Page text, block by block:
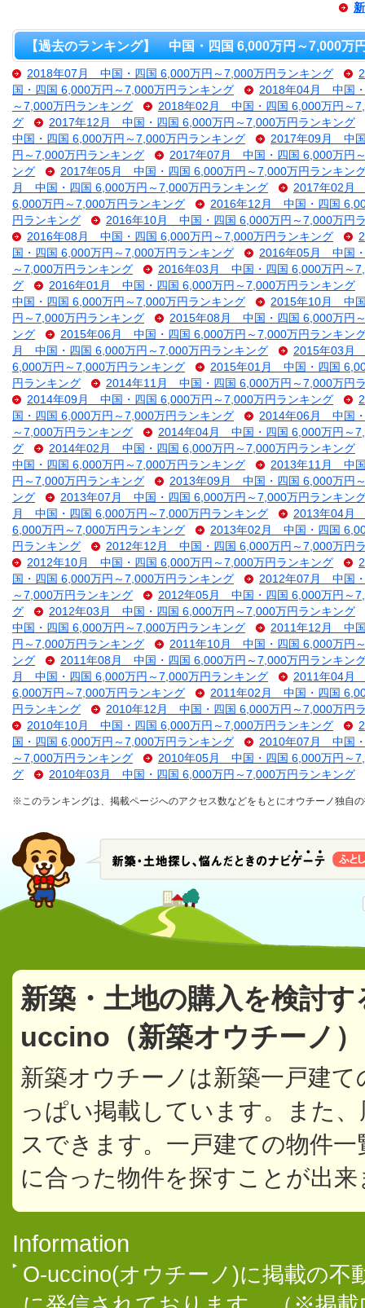
【過去のランキング】 中国・四国 6,000万円～7,000万
2018年07月 中国・四国 6,000万円～7,000万円ランキング
国・四国 6,000万円～7,000万円ランキング
2018年04月 中国
～7,000万円ランキング
2018年02月 中国・四国 6,000万円～
グ
2017年12月 中国・四国 6,000万円～7,000万円ランキング
中国・四国 6,000万円～7,000万円ランキング
2017年09月 中国
円～7,000万円ランキング
2017年07月 中国・四国 6,000万円
ング
2017年05月 中国・四国 6,000万円～7,000万円ランキン
月 中国・四国 6,000万円～7,000万円ランキング
2017年02月
6,000万円～7,000万円ランキング
2016年12月 中国・四国
円ランキング
2016年10月 中国・四国 6,000万円～7,000万円
2016年08月 中国・四国 6,000万円～7,000万円ランキング
国・四国 6,000万円～7,000万円ランキング
2016年05月 中国
～7,000万円ランキング
2016年03月 中国・四国 6,000万円～
グ
2016年01月 中国・四国 6,000万円～7,000万円ランキング
中国・四国 6,000万円～7,000万円ランキング
2015年10月 中国
円～7,000万円ランキング
2015年08月 中国・四国 6,000万円
ング
2015年06月 中国・四国 6,000万円～7,000万円ランキン
月 中国・四国 6,000万円～7,000万円ランキング
2015年03月
6,000万円～7,000万円ランキング
2015年01月 中国・四国
円ランキング
2014年11月 中国・四国 6,000万円～7,000万円
2014年09月 中国・四国 6,000万円～7,000万円ランキング
国・四国 6,000万円～7,000万円ランキング
2014年06月 中国
～7,000万円ランキング
2014年04月 中国・四国 6,000万円～
グ
2014年02月 中国・四国 6,000万円～7,000万円ランキング
中国・四国 6,000万円～7,000万円ランキング
2013年11月 中国
円～7,000万円ランキング
2013年09月 中国・四国 6,000万円
ング
2013年07月 中国・四国 6,000万円～7,000万円ランキン
月 中国・四国 6,000万円～7,000万円ランキング
2013年04月
6,000万円～7,000万円ランキング
2013年02月 中国・四国
円ランキング
2012年12月 中国・四国 6,000万円～7,000万円
2012年10月 中国・四国 6,000万円～7,000万円ランキング
国・四国 6,000万円～7,000万円ランキング
2012年07月 中国
～7,000万円ランキング
2012年05月 中国・四国 6,000万円～
グ
2012年03月 中国・四国 6,000万円～7,000万円ランキング
中国・四国 6,000万円～7,000万円ランキング
2011年12月 中国
円～7,000万円ランキング
2011年10月 中国・四国 6,000万円
ング
2011年08月 中国・四国 6,000万円～7,000万円ランキン
月 中国・四国 6,000万円～7,000万円ランキング
2011年04月
6,000万円～7,000万円ランキング
2011年02月 中国・四国
円ランキング
2010年12月 中国・四国 6,000万円～7,000万円
2010年10月 中国・四国 6,000万円～7,000万円ランキング
国・四国 6,000万円～7,000万円ランキング
2010年07月 中国
～7,000万円ランキング
2010年05月 中国・四国 6,000万円～
グ
2010年03月 中国・四国 6,000万円～7,000万円ランキング
※このランキングは、掲載ページへのアクセス数などをもとにオウチーノ独自
新築・土地の購入を検討
uccino（新築オウチーノ
新築オウチーノは新築一戸建
っぱい掲載しています。また
スできます。一戸建ての物件
に合った物件を探すことが出来
Information
O-uccino(オウチーノ)に掲載の不